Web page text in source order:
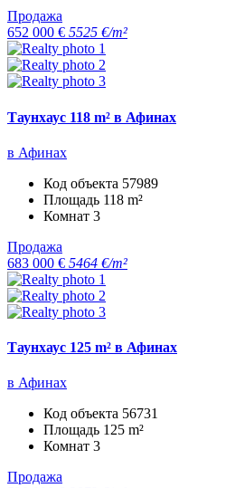
Продажа
652 000 € 5525 €/m²
Таунхаус 118 m² в Афинах
в Афинах
Код объекта 57989
Площадь 118 m²
Комнат 3
Продажа
683 000 € 5464 €/m²
Таунхаус 125 m² в Афинах
в Афинах
Код объекта 56731
Площадь 125 m²
Комнат 3
Продажа